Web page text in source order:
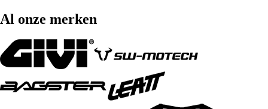
Al onze merken